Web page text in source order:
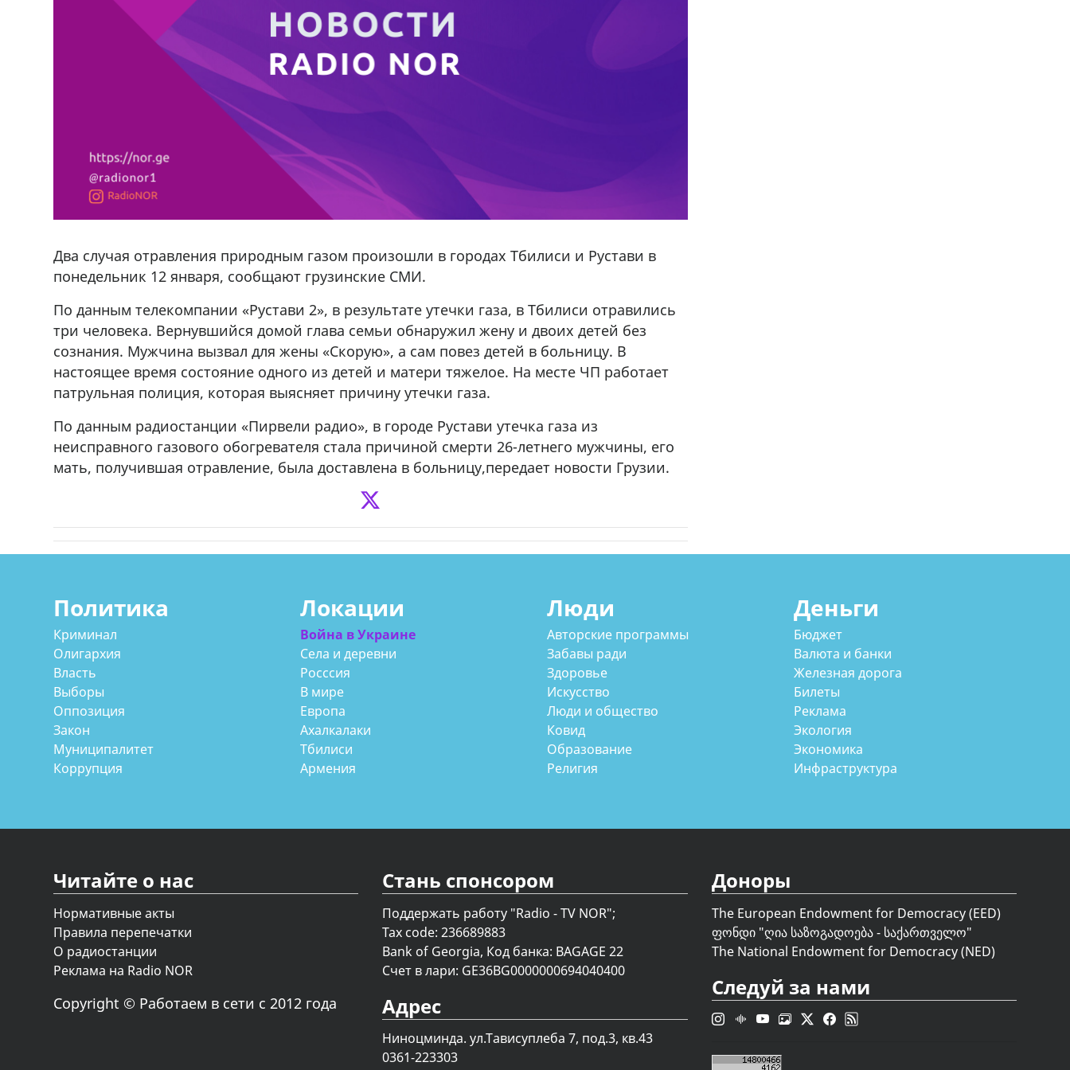
Два случая отравления природным газом произошли в городах Тбилиси и Рустави в
понедельник 12 января, сообщают грузинские СМИ.
По данным телекомпании «Рустави 2», в результате утечки газа, в Тбилиси отравились
три человека. Вернувшийся домой глава семьи обнаружил жену и двоих детей без
сознания. Мужчина вызвал для жены «Скорую», а сам повез детей в больницу. В
настоящее время состояние одного из детей и матери тяжелое. На месте ЧП работает
патрульная полиция, которая выясняет причину утечки газа.
По данным радиостанции «Пирвели радио», в городе Рустави утечка газа из
неисправного газового обогревателя стала причиной смерти 26-летнего мужчины, его
мать, получившая отравление, была доставлена в больницу,передает новости Грузии.
Политика
Криминал
Олигархия
Власть
Выборы
Оппозиция
Закон
Муниципалитет
Коррупция
Локации
Война в Украине
Села и деревни
Росссия
В мире
Европа
Ахалкалаки
Тбилиси
Армения
Люди
Авторские программы
Забавы ради
Здоровье
Искусство
Люди и общество
Ковид
Образование
Религия
Деньги
Бюджет
Валюта и банки
Железная дорога
Билеты
Реклама
Экология
Экономика
Инфраструктура
Читайте о нас
Нормативные акты
Правила перепечатки
О радиостанции
Реклама на Radio NOR
Copyright © Работаем в сети с 2012 года
Стань спонсором
Поддержать работу "Radio - TV NOR";
Tax code: 236689883
Bank of Georgia, Код банка: BAGAGE 22
Счет в лари: GE36BG0000000694040400
Адрес
Ниноцминда. ул.Тависуплеба 7, под.3, кв.43
0361-223303
Доноры
The European Endowment for Democracy (EED)
ფონდი "ღია საზოგადოება - საქართველო"
The National Endowment for Democracy (NED)
Следуй за нами